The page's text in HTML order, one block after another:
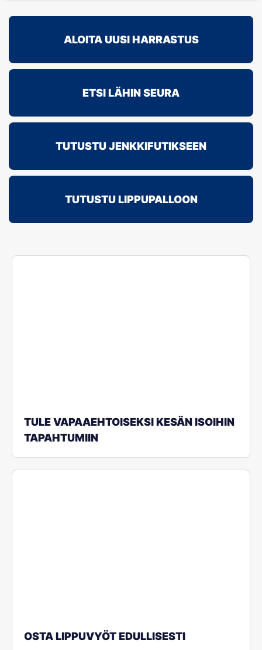
ALOITA UUSI HARRASTUS
ETSI LÄHIN SEURA
TUTUSTU JENKKIFUTIKSEEN
TUTUSTU LIPPUPALLOON
TULE VAPAAEHTOISEKSI KESÄN ISOIHIN
TAPAHTUMIIN
OSTA LIPPUVYÖT EDULLISESTI